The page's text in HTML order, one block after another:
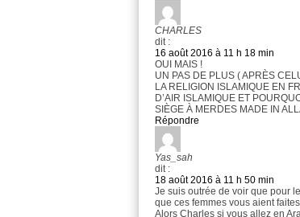
CHARLES
dit :
16 août 2016 à 11 h 18 min
OUI MAIS !
UN PAS DE PLUS ( APRÈS
LA RELIGION ISLAMIQUE EN
D’AIR ISLAMIQUE ET
SIÈGE À MERDES MADE IN
Répondre
Yas_sah
dit :
18 août 2016 à 11 h 50 min
Je suis outrée de voir que pour
que ces femmes vous aient
Alors Charles si vous allez en